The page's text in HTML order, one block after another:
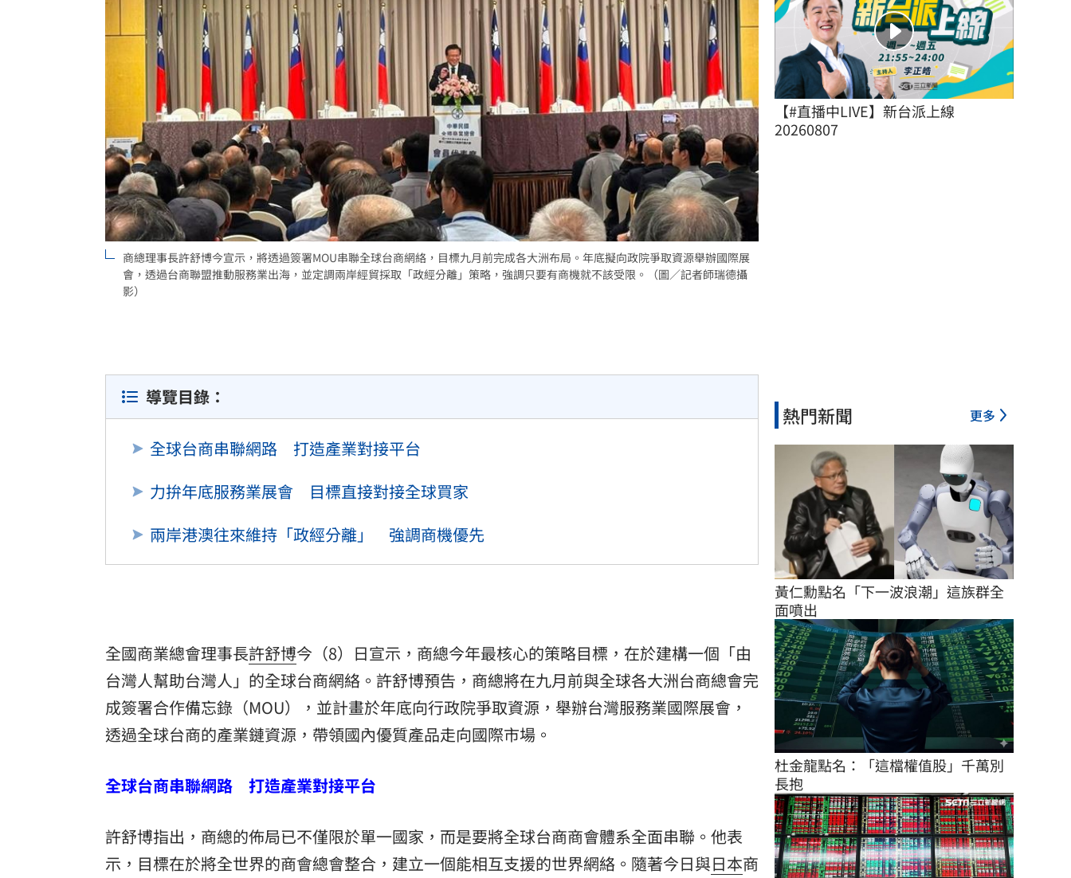
三立iNEWS新聞台線上直播 18:00
商場戰國來臨 台中「頂奢大道」逐漸成形 12:00
台彩父親節推新刮刮樂千萬頭獎超「爸」氣 12:00
「拍片人的多重宇宙」職涯論壇9/12登場！ 10:30
8國球員齊聚高雄 Formosa 7s掀足球熱潮 10:00
理想混蛋號召粉絲跨海追星吃美食！ 18:15
商總理事長許舒博今宣示，將透過簽署MOU串聯全球台商網絡，目標九月前完成各大洲布局。年底擬向政院爭取資源舉辦國際展
會，透過台商聯盟推動服務業出海，並定調兩岸經貿採取「政經分離」策略，強調只要有商機就不該受限。（圖／記者師瑞德攝
影）
導覽目錄：
全球台商串聯網路 打造產業對接平台
力拚年底服務業展會 目標直接對接全球買家
兩岸港澳往來維持「政經分離」 強調商機優先
全國商業總會理事長許舒博今（8）日宣示，商總今年最核心的策略目標，在於建構一個「由
台灣人幫助台灣人」的全球台商網絡。許舒博預告，商總將在九月前與全球各大洲台商總會完
成簽署合作備忘錄（MOU），並計畫於年底向行政院爭取資源，舉辦台灣服務業國際展會，
透過全球台商的產業鏈資源，帶領國內優質產品走向國際市場。
全球台商串聯網路 打造產業對接平台
許舒博指出，商總的佈局已不僅限於單一國家，而是要將全球台商商會體系全面串聯。他表
示，目標在於將全世界的商會總會整合，建立一個能相互支援的世界網絡。隨著今日與日本商
【#直播中LIVE】新台派上線
20260807
熱門新聞 更多
黃仁勳點名「下一波浪潮」這族群全
面噴出
杜金龍點名：「這檔權值股」千萬別
長抱